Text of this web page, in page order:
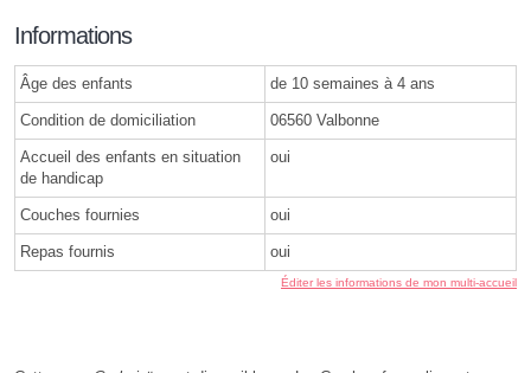
Informations
Âge des enfants de 10 semaines à 4 ans
Condition de domiciliation 06560 Valbonne
Accueil des enfants en situation
de handicap
oui
Couches fournies oui
Repas fournis oui
Éditer les informations de mon multi-accueil